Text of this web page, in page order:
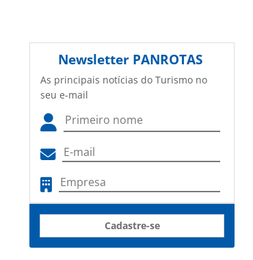
Newsletter PANROTAS
As principais notícias do Turismo no
seu e-mail
Cadastre-se